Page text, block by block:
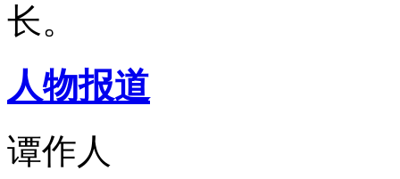
长。
人物报道
谭作人